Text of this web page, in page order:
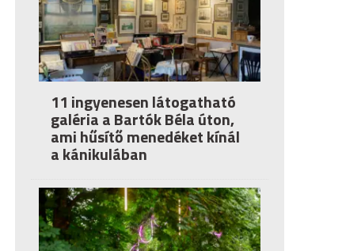
11 ingyenesen látogatható
galéria a Bartók Béla úton,
ami hűsítő menedéket kínál
a kánikulában